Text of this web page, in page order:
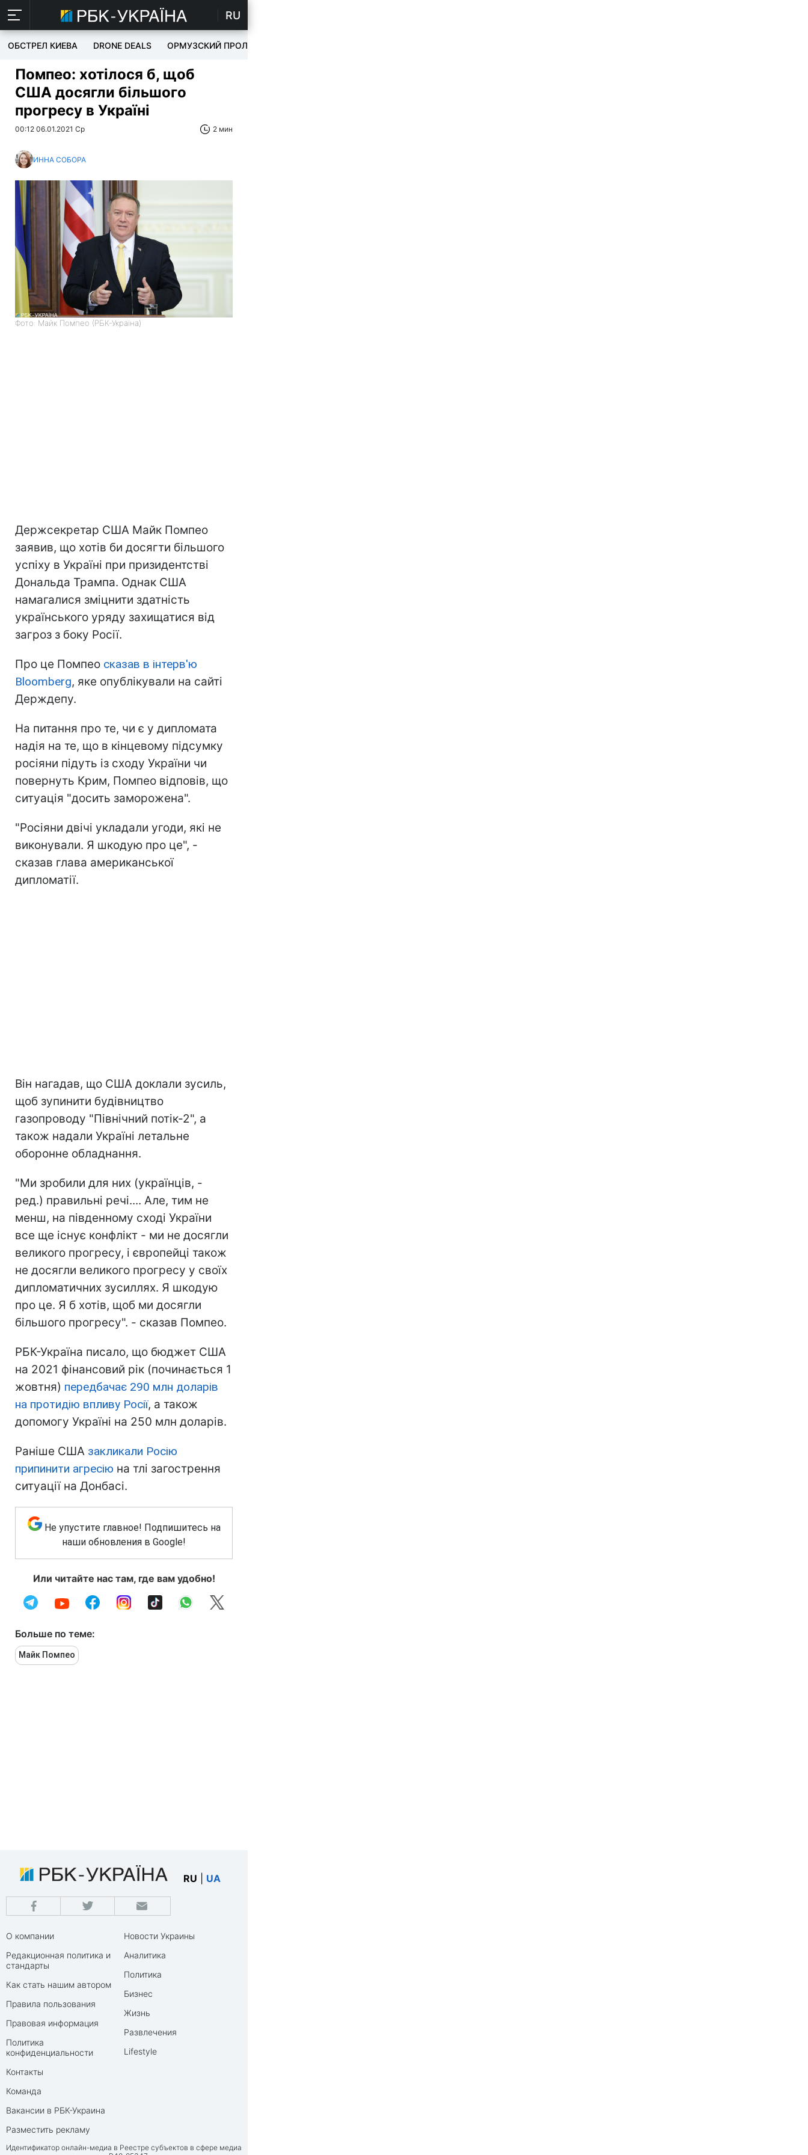
RU
ОБСТРЕЛ КИЕВА DRONE DEALS ОРМУЗСКИЙ ПРОЛИВ
Помпео: хотілося б, щоб
США досягли більшого
прогресу в Україні
00:12 06.01.2021 Ср 2 мин
ИННА СОБОРА
Фото: Майк Помпео (РБК-Україна)
Держсекретар США Майк Помпео
заявив, що хотів би досягти більшого
успіху в Україні при призидентстві
Дональда Трампа. Однак США
намагалися зміцнити здатність
українського уряду захищатися від
загроз з боку Росії.
Про це Помпео сказав в інтерв'ю
Bloomberg, яке опублікували на сайті
Держдепу.
На питання про те, чи є у дипломата
надія на те, що в кінцевому підсумку
росіяни підуть із сходу України чи
повернуть Крим, Помпео відповів, що
ситуація "досить заморожена".
"Росіяни двічі укладали угоди, які не
виконували. Я шкодую про це", -
сказав глава американської
дипломатії.
Він нагадав, що США доклали зусиль,
щоб зупинити будівництво
газопроводу "Північний потік-2", а
також надали Україні летальне
оборонне обладнання.
"Ми зробили для них (українців, -
ред.) правильні речі.... Але, тим не
менш, на південному сході України
все ще існує конфлікт - ми не досягли
великого прогресу, і європейці також
не досягли великого прогресу у своїх
дипломатичних зусиллях. Я шкодую
про це. Я б хотів, щоб ми досягли
більшого прогресу". - сказав Помпео.
РБК-Україна писало, що бюджет США
на 2021 фінансовий рік (починається 1
жовтня) передбачає 290 млн доларів
на протидію впливу Росії, а також
допомогу Україні на 250 млн доларів.
Раніше США закликали Росію
припинити агресію на тлі загострення
ситуації на Донбасі.
Не упустите главное! Подпишитесь на
наши обновления в Google!
Или читайте нас там, где вам удобно!
Больше по теме:
Майк Помпео
RU UA
О компании
Редакционная политика и
стандарты
Как стать нашим автором
Правила пользования
Правовая информация
Политика
конфиденциальности
Контакты
Команда
Вакансии в РБК-Украина
Разместить рекламу
Новости Украины
Аналитика
Политика
Бизнес
Жизнь
Развлечения
Lifestyle
Идентификатор онлайн-медиа в Реестре субъектов в сфере медиа